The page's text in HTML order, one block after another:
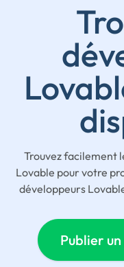
Trouvez facilement
Lovable pour votre
développeurs
Publier